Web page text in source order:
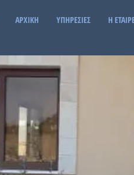
ΑΡΧΙΚΗ ΥΠΗΡΕΣΙΕΣ Η